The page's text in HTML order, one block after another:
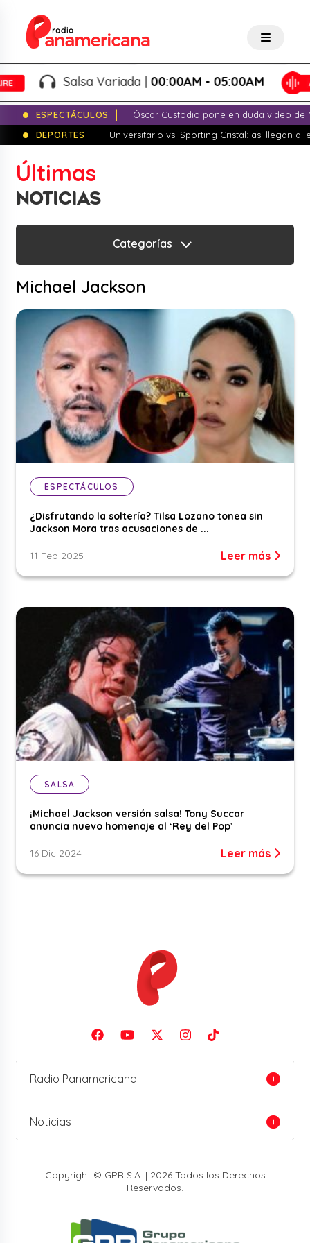
Salsa Variada |00:00AM - 05:00AM
ESPECTÁCULOS
Óscar Custodio pone en duda video de
DEPORTES
Universitario vs. Sporting Cristal: así llegan al
Últimas
NOTICIAS
Categorías
Michael Jackson
ESPECTÁCULOS
¿Disfrutando la soltería? Tilsa Lozano tonea sin
Jackson Mora tras acusaciones de ...
11 Feb 2025 Leer más
SALSA
¡Michael Jackson versión salsa! Tony Succar
anuncia nuevo homenaje al ‘Rey del Pop’
16 Dic 2024 Leer más
Radio Panamericana
Noticias
Copyright © GPR S.A. | 2026 Todos los Derechos
Reservados.